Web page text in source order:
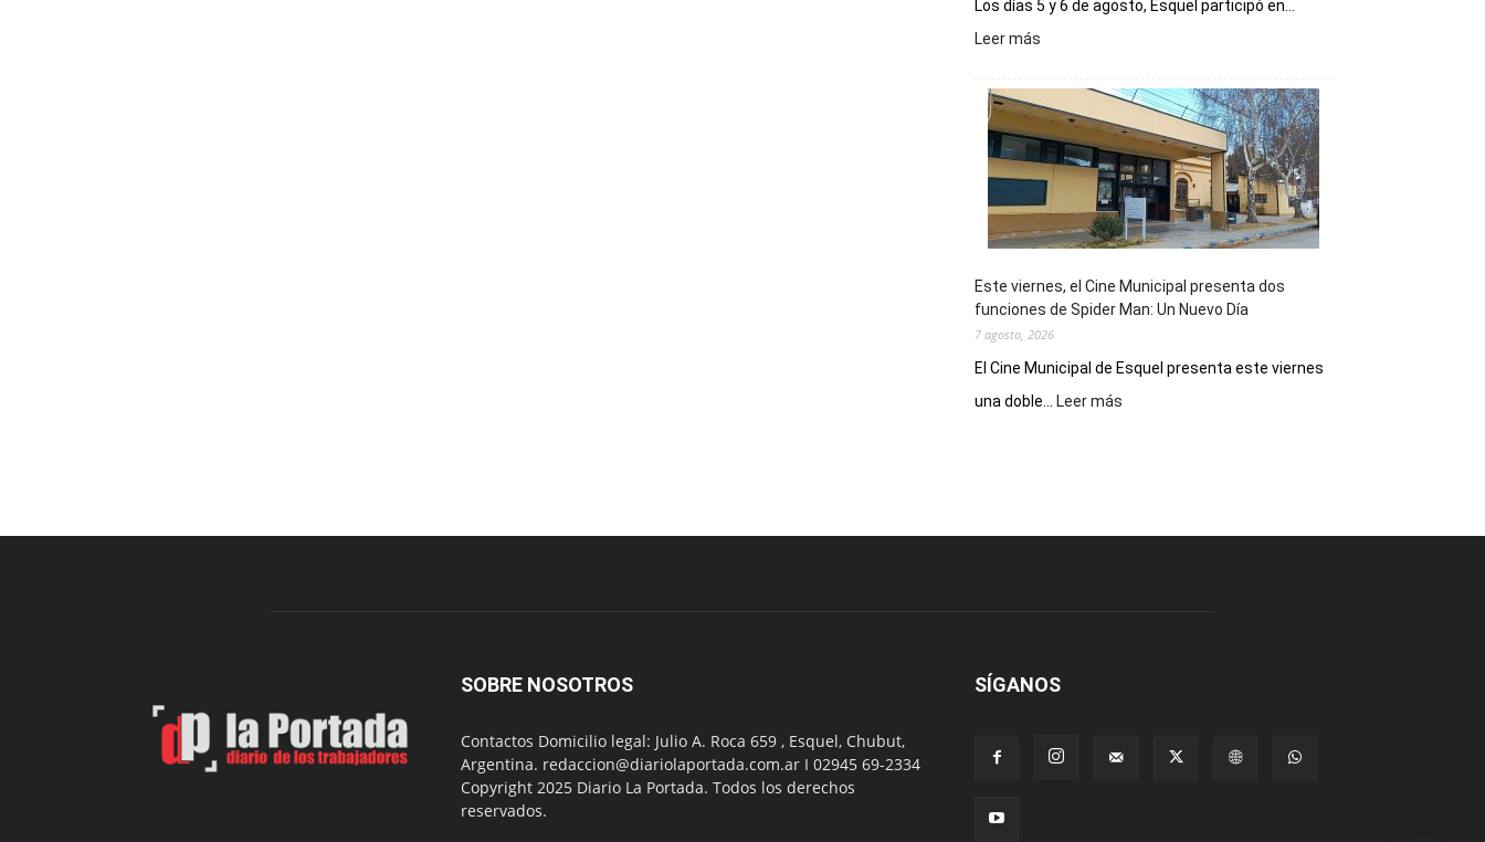
Los días 5 y 6 de agosto, Esquel participó en...
Leer más
su
potencial
como
destino
de
reuniones
y
deportivos
Este viernes, el Cine Municipal presenta dos
funciones de Spider Man: Un Nuevo Día
7 agosto, 2026
El Cine Municipal de Esquel presenta este viernes
una doble...
Leer más
presenta
SOBRE NOSOTROS
Contactos Domicilio legal: Julio A. Roca 659 , Esquel, Chubut,
Argentina. redaccion@diariolaportada.com.ar I 02945 69-2334
Copyright 2025 Diario La Portada. Todos los derechos
reservados.
SÍGANOS